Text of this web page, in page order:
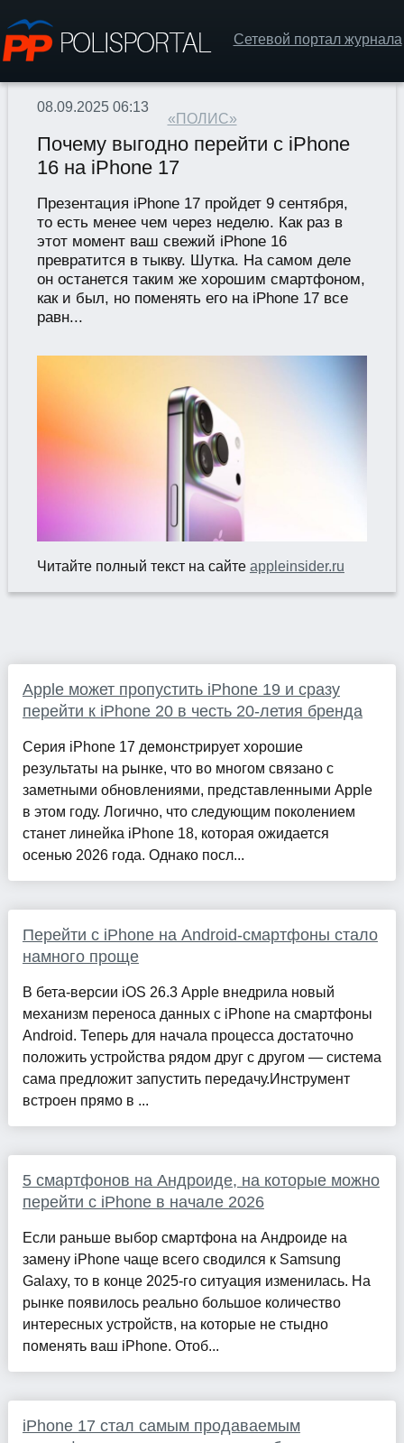
Сетевой портал журнала
«ПОЛИС»
08.09.2025 06:13
Почему выгодно перейти с iPhone
16 на iPhone 17
Презентация iPhone 17 пройдет 9 сентября,
то есть менее чем через неделю. Как раз в
этот момент ваш свежий iPhone 16
превратится в тыкву. Шутка. На самом деле
он останется таким же хорошим смартфоном,
как и был, но поменять его на iPhone 17 все
равн...
Читайте полный текст на сайте appleinsider.ru
Apple может пропустить iPhone 19 и сразу
перейти к iPhone 20 в честь 20-летия бренда
Серия iPhone 17 демонстрирует хорошие
результаты на рынке, что во многом связано с
заметными обновлениями, представленными Apple
в этом году. Логично, что следующим поколением
станет линейка iPhone 18, которая ожидается
осенью 2026 года. Однако посл...
Перейти с iPhone на Android-смартфоны стало
намного проще
В бета-версии iOS 26.3 Apple внедрила новый
механизм переноса данных с iPhone на смартфоны
Android. Теперь для начала процесса достаточно
положить устройства рядом друг с другом — система
сама предложит запустить передачу.Инструмент
встроен прямо в ...
5 смартфонов на Андроиде, на которые можно
перейти с iPhone в начале 2026
Если раньше выбор смартфона на Андроиде на
замену iPhone чаще всего сводился к Samsung
Galaxy, то в конце 2025-го ситуация изменилась. На
рынке появилось реально большое количество
интересных устройств, на которые не стыдно
поменять ваш iPhone. Отоб...
iPhone 17 стал самым продаваемым